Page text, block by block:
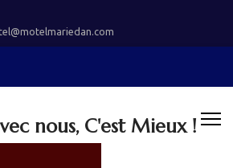
nous, C'est Mieux !